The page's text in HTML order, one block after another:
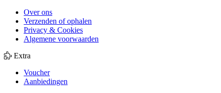
Over ons
Verzenden of ophalen
Privacy & Cookies
Algemene voorwaarden
Extra
Voucher
Aanbiedingen